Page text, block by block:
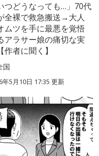
つどうなっても…」70代
全裸で救急搬送→大人
ムツを手に最悪を覚悟
アラサー娘の痛切な実
作者に聞く】
国
年5月10日 17:35 更新